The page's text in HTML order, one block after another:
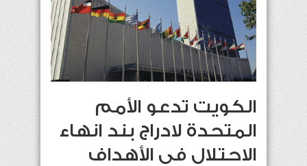
الكويت تدعو الأمم
المتحدة لادراج بند انهاء
الاحتلال في الأهداف